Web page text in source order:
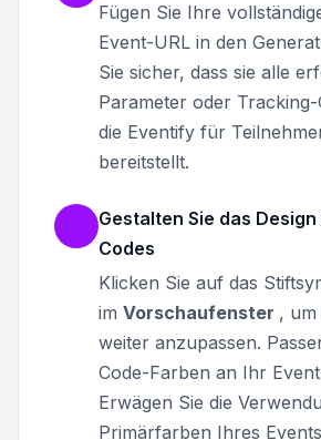
Fügen Sie Ihre
Event-URL in den
Sie sicher, dass sie alle
Parameter oder
die Eventify für
bereitstellt.
Gestalten Sie das Design
Codes
Klicken Sie auf das
im Vorschaufenster , um
weiter anzupassen.
Code-Farben an Ihr
Erwägen Sie die
Primärfarben Ihres